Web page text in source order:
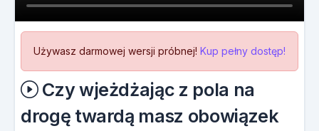
Używasz darmowej wersji próbnej! Kup pełny dostęp!
Czy wjeżdżając z pola na
drogę twardą masz obowiązek